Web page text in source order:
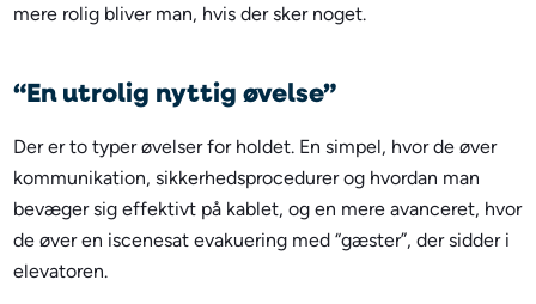
mere rolig bliver man, hvis der sker noget.
“En utrolig nyttig øvelse”
Der er to typer øvelser for holdet. En simpel, hvor de øver
kommunikation, sikkerhedsprocedurer og hvordan man
bevæger sig effektivt på kablet, og en mere avanceret, hvor
de øver en iscenesat evakuering med “gæster”, der sidder i
elevatoren.